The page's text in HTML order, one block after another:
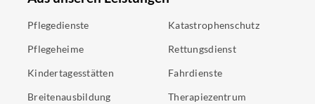
Pflegedienste
Pflegeheime
Kindertagesstätten
Breitenausbildung
Katastrophenschutz
Rettungsdienst
Fahrdienste
Therapiezentrum